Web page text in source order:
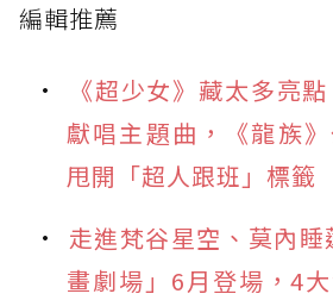
編輯推薦
《超少女》藏太多亮
獻唱主題曲，《龍族
甩開「超人跟班」標籤
走進梵谷星空、莫內
畫劇場」6月登場，4